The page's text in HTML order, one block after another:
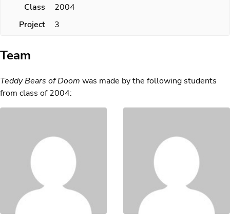
Class
2004
Project
3
Team
Teddy Bears of Doom was made by the following students
from class of 2004: